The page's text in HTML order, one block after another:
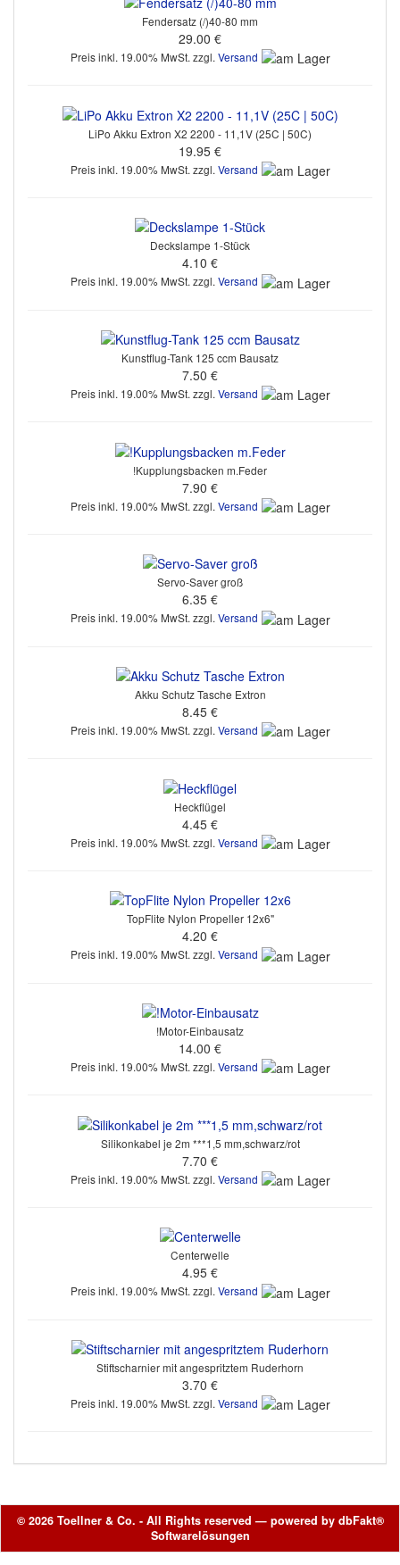
Fendersatz (/)40-80 mm
29.00 €
Preis inkl. 19.00% MwSt. zzgl. Versand
LiPo Akku Extron X2 2200 - 11,1V (25C | 50C)
19.95 €
Preis inkl. 19.00% MwSt. zzgl. Versand
Deckslampe 1-Stück
4.10 €
Preis inkl. 19.00% MwSt. zzgl. Versand
Kunstflug-Tank 125 ccm Bausatz
7.50 €
Preis inkl. 19.00% MwSt. zzgl. Versand
!Kupplungsbacken m.Feder
7.90 €
Preis inkl. 19.00% MwSt. zzgl. Versand
Servo-Saver groß
6.35 €
Preis inkl. 19.00% MwSt. zzgl. Versand
Akku Schutz Tasche Extron
8.45 €
Preis inkl. 19.00% MwSt. zzgl. Versand
Heckflügel
4.45 €
Preis inkl. 19.00% MwSt. zzgl. Versand
TopFlite Nylon Propeller 12x6"
4.20 €
Preis inkl. 19.00% MwSt. zzgl. Versand
!Motor-Einbausatz
14.00 €
Preis inkl. 19.00% MwSt. zzgl. Versand
Silikonkabel je 2m ***1,5 mm,schwarz/rot
7.70 €
Preis inkl. 19.00% MwSt. zzgl. Versand
Centerwelle
4.95 €
Preis inkl. 19.00% MwSt. zzgl. Versand
Stiftscharnier mit angespritztem Ruderhorn
3.70 €
Preis inkl. 19.00% MwSt. zzgl. Versand
© 2026 Toellner & Co. - All Rights reserved — powered by dbFakt®
Softwarelösungen